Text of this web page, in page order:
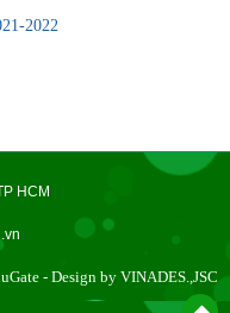
2022
HCM
- Design by VINADES.,JSC